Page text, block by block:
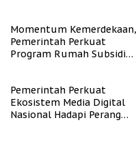
Momentum Kemerdekaan,
Pemerintah Perkuat
Program Rumah Subsidi
Pemerintah Perkuat
Ekosistem Media Digital
Nasional Hadapi Perang